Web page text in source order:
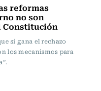
reformas
no son
Constitución
si gana el rechazo
los mecanismos para